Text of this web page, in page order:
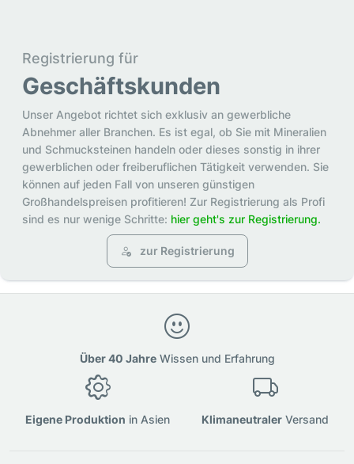
Registrierung für
Geschäftskunden
Unser Angebot richtet sich exklusiv an gewerbliche
Abnehmer aller Branchen. Es ist egal, ob Sie mit Mineralien
und Schmucksteinen handeln oder dieses sonstig in ihrer
gewerblichen oder freiberuflichen Tätigkeit verwenden. Sie
können auf jeden Fall von unseren günstigen
Großhandelspreisen profitieren! Zur Registrierung als Profi
sind es nur wenige Schritte: hier geht's zur Registrierung.
zur Registrierung
Über 40 JahreWissen und Erfahrung
Eigene Produktion in Asien Klimaneutraler Versand